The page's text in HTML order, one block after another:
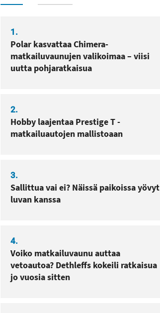
1.
Polar kasvattaa Chimera-
matkailuvaunujen valikoimaa – viisi
uutta pohjaratkaisua
2.
Hobby laajentaa Prestige T -
matkailuautojen mallistoaan
3.
Sallittua vai ei? Näissä paikoissa yövyt
luvan kanssa
4.
Voiko matkailuvaunu auttaa
vetoautoa? Dethleffs kokeili ratkaisua
jo vuosia sitten